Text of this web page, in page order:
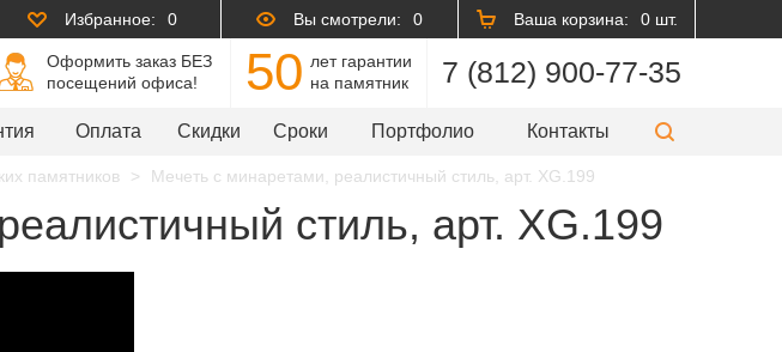
Избранное: 0 Вы смотрели: 0 Ваша корзина: 0 шт.
Оформить заказ БЕЗ
посещений офиса!
50 лет гарантии
на памятник
7 (812) 900-77-35
Оплата Скидки Сроки Портфолио Контакты
памятников Мечеть с минаретами, реалистичный стиль, арт. XG.199
стиль, арт. XG.199